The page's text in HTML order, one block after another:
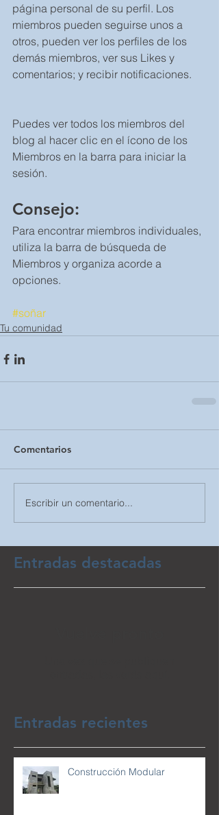
página personal de su perfil. Los
miembros pueden seguirse unos a
otros, pueden ver los perfiles de los
demás miembros, ver sus Likes y
comentarios; y recibir notificaciones.
Puedes ver todos los miembros del
blog al hacer clic en el ícono de los
Miembros en la barra para iniciar la
sesión.
Consejo:
Para encontrar miembros individuales,
utiliza la barra de búsqueda de
Miembros y organiza acorde a
opciones.
#soñar
Tu comunidad
Comentarios
Escribir un comentario...
Entradas destacadas
Entradas recientes
Construcción Modular